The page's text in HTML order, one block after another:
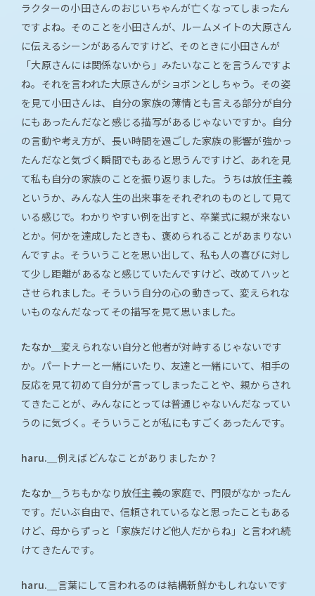
ラクターの小田さんのおじいちゃんが亡くなってしまったん
ですよね。そのことを小田さんが、ルームメイトの大原さん
に伝えるシーンがあるんですけど、そのときに小田さんが
「大原さんには関係ないから」みたいなことを言うんですよ
ね。それを言われた大原さんがショボンとしちゃう。その姿
を見て小田さんは、自分の家族の薄情とも言える部分が自分
にもあったんだなと感じる描写があるじゃないですか。自分
の言動や考え方が、長い時間を過ごした家族の影響が強かっ
たんだなと気づく瞬間でもあると思うんですけど、あれを見
て私も自分の家族のことを振り返りました。うちは放任主義
というか、みんな人生の出来事をそれぞれのものとして見て
いる感じで。わかりやすい例を出すと、卒業式に親が来ない
とか。何かを達成したときも、褒められることがあまりない
んですよ。そういうことを思い出して、私も人の喜びに対し
て少し距離があるなと感じていたんですけど、改めてハッと
させられました。そういう自分の心の動きって、変えられな
いものなんだなってその描写を見て思いました。
たなか＿変えられない自分と他者が対峙するじゃないです
か。パートナーと一緒にいたり、友達と一緒にいて、相手の
反応を見て初めて自分が言ってしまったことや、親からされ
てきたことが、みんなにとっては普通じゃないんだなってい
うのに気づく。そういうことが私にもすごくあったんです。
haru.＿ 例えばどんなことがありましたか？
たなか＿ うちもかなり放任主義の家庭で、門限がなかったん
です。だいぶ自由で、信頼されているなと思ったこともある
けど、母からずっと「家族だけど他人だからね」と言われ続
けてきたんです。
haru.＿ 言葉にして言われるのは結構新鮮かもしれないです